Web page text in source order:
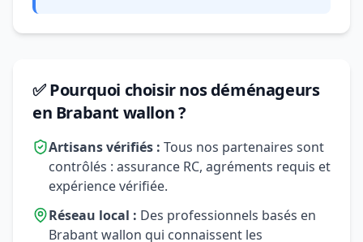
✅ Pourquoi choisir nos déménageurs
en Brabant wallon ?
Artisans vérifiés : Tous nos partenaires sont
contrôlés : assurance RC, agréments requis et
expérience vérifiée.
Réseau local : Des professionnels basés en
Brabant wallon qui connaissent les